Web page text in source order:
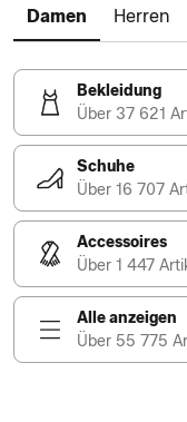
Damen Herren
Bekleidung
Über 37 621
Schuhe
Über 16 707
Accessoires
Über 1 447
Alle anzeigen
Über 55 775